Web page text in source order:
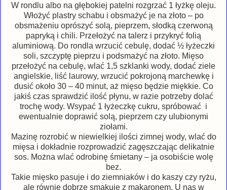
W rondlu albo na głębokiej patelni rozgrzać 1 łyżkę oleju.
Włożyć plastry schabu i obsmażyć je na złoto – po
obsmażeniu oprószyć solą, pieprzem, słodką czerwoną
papryką i chili. Przełożyć na talerz i przykryć folią
aluminiową. Do rondla wrzucić cebulę, dodać ½ łyżeczki
soli, szczyptę pieprzu i podsmażyć na złoto. Mięso
przełożyć na cebulę, wlać 1,5 szklanki wody, dodać ziele
angielskie, liść laurowy, wrzucić pokrojoną marchewkę i
dusić około 30 – 40 minut, aż mięso będzie miękkie. Co
jakiś czas sprawdzić ilość płynu, w razie potrzeby dolać
trochę wody. Wsypać 1 łyżeczkę cukru, spróbować i
ewentualnie doprawić solą, pieprzem czy ulubionymi
ziołami.
Mazinę rozrobić w niewielkiej ilości zimnej wody, wlać do
mięsa i dokładnie rozprowadzić zagęszczając delikatnie
sos. Można wlać odrobinę śmietany – ja osobiście wolę
bez.
Takie mięsko pasuje i do ziemniaków i do kaszy czy ryżu,
ale równie dobrze smakuje z makaronem. U nas w